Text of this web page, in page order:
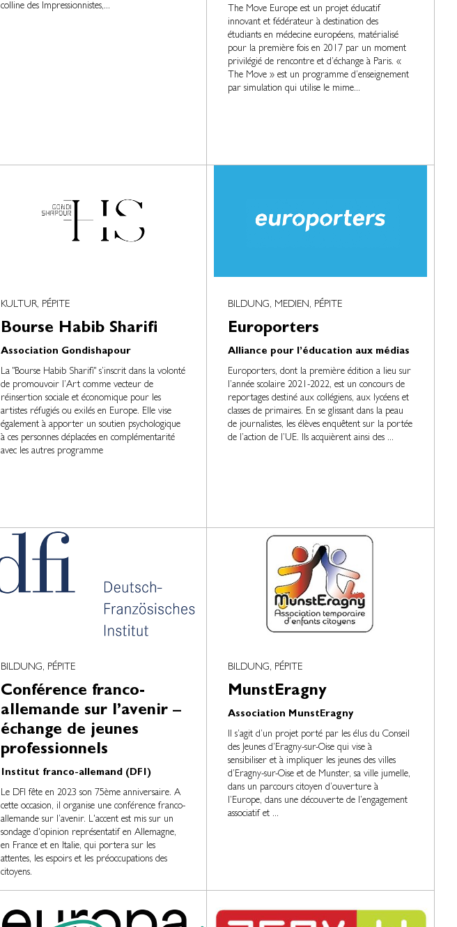
colline des Impressionnistes,...
The Move Europe est un projet éducatif
innovant et fédérateur à destination des
étudiants en médecine européens, matérialisé
pour la première fois en 2017 par un moment
privilégié de rencontre et d’échange à Paris. «
The Move » est un programme d’enseignement
par simulation qui utilise le mime...
KULTUR, PÉPITE
Bourse Habib Sharifi
Association Gondishapour
La "Bourse Habib Sharifi" s’inscrit dans la volonté
de promouvoir l’Art comme vecteur de
réinsertion sociale et économique pour les
artistes réfugiés ou exilés en Europe. Elle vise
également à apporter un soutien psychologique
à ces personnes déplacées en complémentarité
avec les autres programme
BILDUNG, MEDIEN, PÉPITE
Europorters
Alliance pour l’éducation aux médias
Europorters, dont la première édition a lieu sur
l’année scolaire 2021-2022, est un concours de
reportages destiné aux collégiens, aux lycéens et
classes de primaires. En se glissant dans la peau
de journalistes, les élèves enquêtent sur la portée
de l’action de l’UE. Ils acquièrent ainsi des ...
BILDUNG, PÉPITE
Conférence franco-
allemande sur l’avenir –
échange de jeunes
professionnels
Institut franco-allemand (DFI)
Le DFI fête en 2023 son 75ème anniversaire. A
cette occasion, il organise une conférence franco-
allemande sur l’avenir. L'accent est mis sur un
sondage d'opinion représentatif en Allemagne,
en France et en Italie, qui portera sur les
attentes, les espoirs et les préoccupations des
citoyens.
BILDUNG, PÉPITE
MunstEragny
Association MunstEragny
Il s’agit d’un projet porté par les élus du Conseil
des Jeunes d’Eragny-sur-Oise qui vise à
sensibiliser et à impliquer les jeunes des villes
d’Eragny-sur-Oise et de Munster, sa ville jumelle,
dans un parcours citoyen d’ouverture à
l’Europe, dans une découverte de l’engagement
associatif et ...